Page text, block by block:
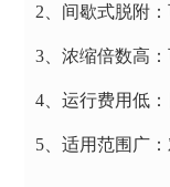
2、间歇式脱附
3、浓缩倍数高
4、运行费用低
5、适用范围广